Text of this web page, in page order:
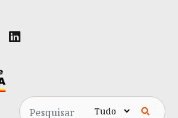
Pesquisa